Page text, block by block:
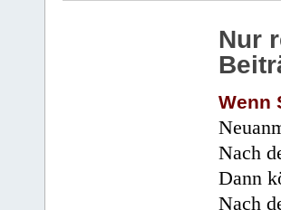
Nur
Wenn
Nach
Dann
Nach